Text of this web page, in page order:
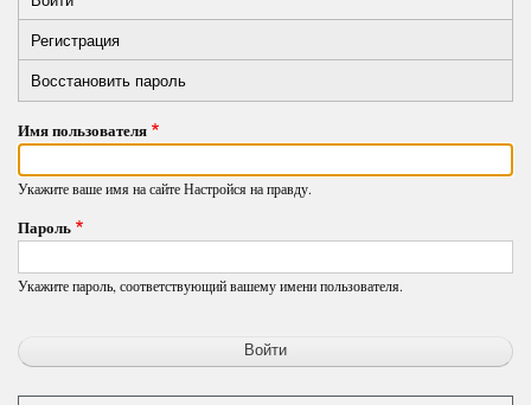
Primary
tabs
вкладка)
Регистрация
Восстановить пароль
Имя пользователя
Укажите ваше имя на сайте Настройся на правду.
Пароль
Укажите пароль, соответствующий вашему имени пользователя.